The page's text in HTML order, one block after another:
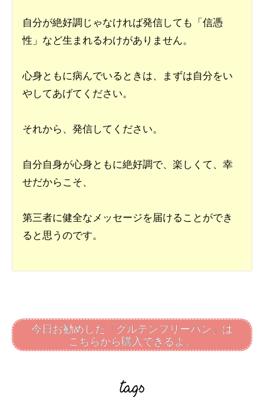
自分が絶好調じゃなければ発信しても「信憑
性」など生まれるわけがありません。
心身ともに病んでいるときは、まずは自分をい
やしてあげてください。
それから、発信してください。
自分自身が心身ともに絶好調で、楽しくて、幸
せだからこそ、
第三者に健全なメッセージを届けることができ
ると思うのです。
今日お勧めした「グルテンフリーパン」は
こちらから購入できるよ。